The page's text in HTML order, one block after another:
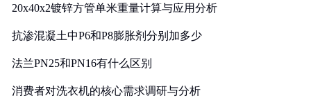
20x40x2镀锌方管单米重量计算与应用分析
抗渗混凝土中P6和P8膨胀剂分别加多少
法兰PN25和PN16有什么区别
消费者对洗衣机的核心需求调研与分析